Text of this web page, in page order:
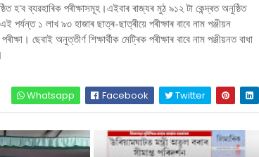
হ'ব ব্যৱহাৰিক পৰীক্ষাসমূহ।এইবাৰ ৰাজ্যৰ মুঠ ৯১২ টা কেন্দ্ৰত অনুষ্ঠিত
পৰ্যন্ত ১ লাখ ৯৩ হাজাৰ ছাত্ৰ-ছাত্ৰীয়ে পৰীক্ষাৰ বাবে নাম পঞ্জীয়ন
ছেবাই অনুত্তীৰ্ণ শিক্ষাৰ্থীক মেট্ৰিক পৰীক্ষাৰ বাবে নাম পঞ্জীয়নত বাধা
Whatsapp Facebook Twitter